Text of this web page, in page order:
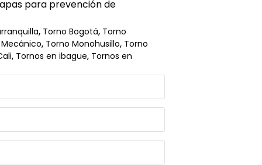
para prevención de
, Torno Bogotá, Torno
, Torno Monohusillo, Torno
, Tornos en ibague, Tornos en